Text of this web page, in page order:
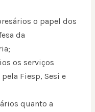
o papel dos
da
os serviços
Fiesp, Sesi e
quanto a